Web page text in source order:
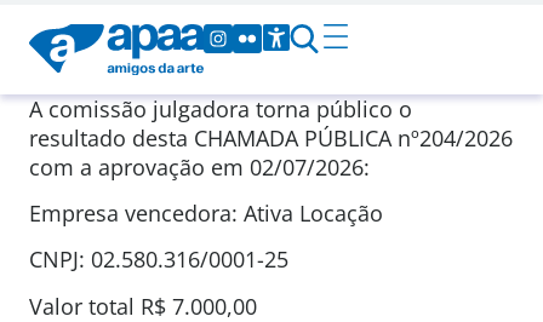
A comissão julgadora torna público o
resultado desta CHAMADA PÚBLICA nº204/2026
com a aprovação em 02/07/2026:
Empresa vencedora: Ativa Locação
CNPJ: 02.580.316/0001-25
Valor total R$ 7.000,00